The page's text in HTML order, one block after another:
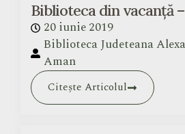
Biblioteca din vacanță
20 iunie 2019
Biblioteca Judeteana
Aman
Citește Articolul